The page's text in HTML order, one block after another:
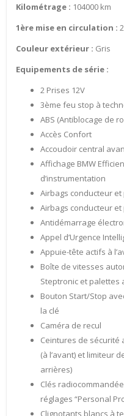
Kilométrage : 104000 km
1ère mise en circulation :
Couleur extérieur : Gris
Equipements de série :
2 Prises 12V
3ème feu stop à
ABS (Antiblocage de
Accès Confort
Accoudoir central
Affichage BMW
d’instrumentation
Airbags conducteur
Airbags conducteur
Antidémarrage
Appel d’Urgence
Appuie-tête actifs à
Boîte de vitesses
Steptronic et palettes
Bouton Start/Stop
la clé
Caméra de recul
Ceintures de
(à l’avant) et limiteur
arrières)
Clés
réglages “Personal